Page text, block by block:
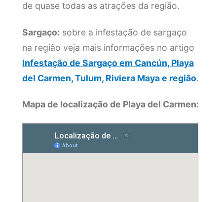
de quase todas as atrações da região.
Sargaço: sobre a infestação de sargaço
na região veja mais informações no artigo
Infestação de Sargaço em Cancún, Playa
del Carmen, Tulum, Riviera Maya e região.
Mapa de localização de Playa del Carmen: